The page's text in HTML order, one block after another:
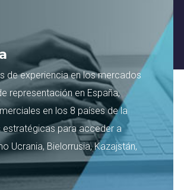
de experiencia en los mercados
representación en España,
en los 8 países de la
para acceder a
Ucrania, Bielorrusia, Kazajstán,